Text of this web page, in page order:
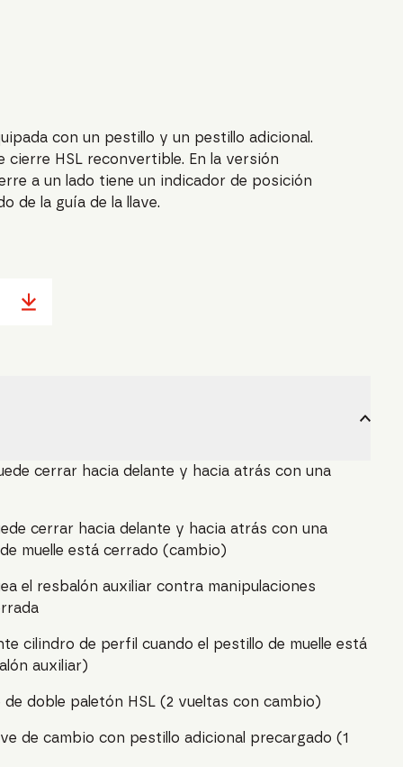
con un pestillo y un pestillo adicional.
cierre HSL reconvertible. En la versión
a un lado tiene un indicador de posición
de la guía de la llave.
cerrar hacia delante y hacia atrás con una
cerrar hacia delante y hacia atrás con una
muelle está cerrado (cambio)
el resbalón auxiliar contra manipulaciones
cilindro de perfil cuando el pestillo de muelle está
auxiliar)
doble paletón HSL (2 vueltas con cambio)
de cambio con pestillo adicional precargado (1